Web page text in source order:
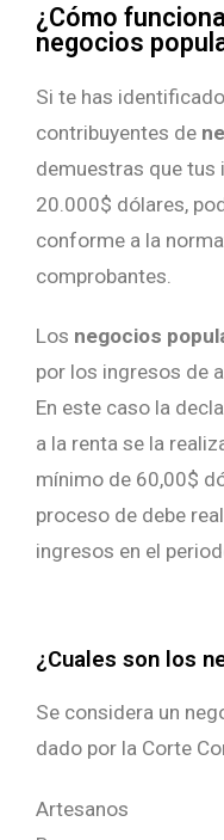
¿Cómo
negocios
Si te has
contribuyentes de
demuestras que tus
20.000$ dólares,
conforme a la
comprobantes.
Los negocios
por los ingresos de
En este caso la
a la renta se la
mínimo de 60,00$
proceso de debe
ingresos en el
¿Cuales son los
Se considera un
dado por la Corte
Artesanos